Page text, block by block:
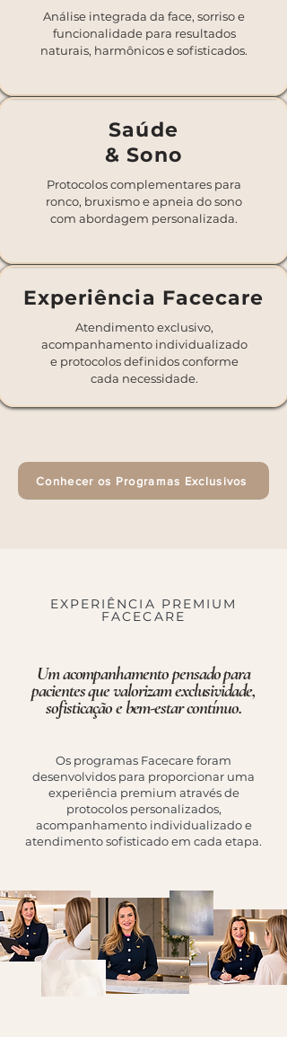
Análise integrada da face, sorriso e
funcionalidade para resultados
naturais, harmônicos e sofisticados.
Saúde
& Sono
Protocolos complementares para
ronco, bruxismo e apneia do sono
com abordagem personalizada.
Experiência Facecare
Atendimento exclusivo,
acompanhamento individualizado
e protocolos definidos conforme
cada necessidade.
Conhecer os Programas Exclusivos
EXPERIÊNCIA PREMIUM
FACECARE
Um acompanhamento pensado para
pacientes que valorizam exclusividade,
sofisticação e bem-estar contínuo.
Os programas Facecare foram
desenvolvidos para proporcionar uma
experiência premium através de
protocolos personalizados,
acompanhamento individualizado e
atendimento sofisticado em cada etapa.